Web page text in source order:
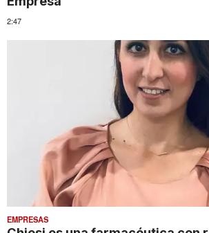
2:47
EMPRESAS